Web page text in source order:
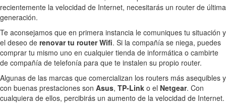
recientemente la velocidad de Internet, necesitarás un router de última
generación.
Te aconsejamos que en primera instancia le comuniques tu situación y
el deseo de renovar tu router Wifi. Si la compañía se niega, puedes
comprar tu mismo uno en cualquier tienda de informática o cambirte
de compañía de telefonía para que te instalen su propio router.
Algunas de las marcas que comercializan los routers más asequibles y
con buenas prestaciones son Asus, TP-Link o el Netgear. Con
cualquiera de ellos, percibirás un aumento de la velocidad de Internet.